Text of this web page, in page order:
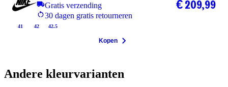
Gratis verzending
30 dagen gratis retourneren
41 42 42.5
€ 209,99
Kopen
Andere kleurvarianten